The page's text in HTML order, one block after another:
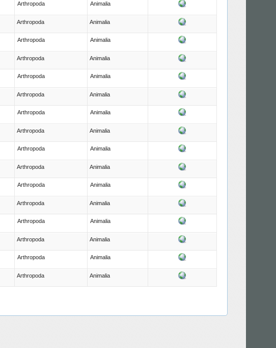
Arthropoda Animalia
Arthropoda Animalia
Arthropoda Animalia
Arthropoda Animalia
Arthropoda Animalia
Arthropoda Animalia
Arthropoda Animalia
Arthropoda Animalia
Arthropoda Animalia
Arthropoda Animalia
Arthropoda Animalia
Arthropoda Animalia
Arthropoda Animalia
Arthropoda Animalia
Arthropoda Animalia
Arthropoda Animalia